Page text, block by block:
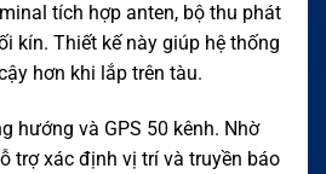
tích hợp anten, bộ thu phát
kín. Thiết kế này giúp hệ thống
hơn khi lắp trên tàu.
hướng và GPS 50 kênh. Nhờ
trợ xác định vị trí và truyền báo